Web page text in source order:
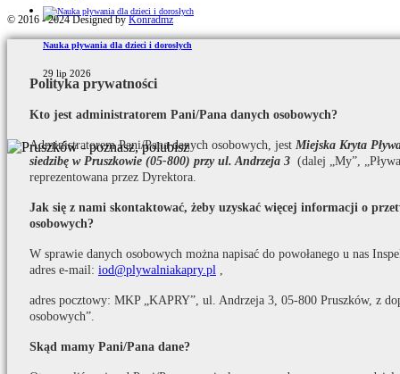
Nauka pływania dla dzieci i dorosłych
29 lip 2026
© 2016 - 2024 Designed byKonradmz
Polityka prywatności
Kto jest administratorem Pani/Pana danych osobowych?
Administratorem Pani/Pana danych osobowych, jest Miejska Kryta
siedzibę w Pruszkowie (05-800) przy ul. Andrzeja 3 (dalej „My”,
reprezentowana przez Dyrektora.
Jak się z nami skontaktować, żeby uzyskać więcej informacji o
osobowych?
W sprawie danych osobowych można napisać do powołanego u nas
adres e-mail: iod@plywalniakapry.pl
adres pocztowy: MKP „KAPRY”, ul. Andrzeja 3, 05-800 Pruszków, z
osobowych”.
Skąd mamy Pani/Pana dane?